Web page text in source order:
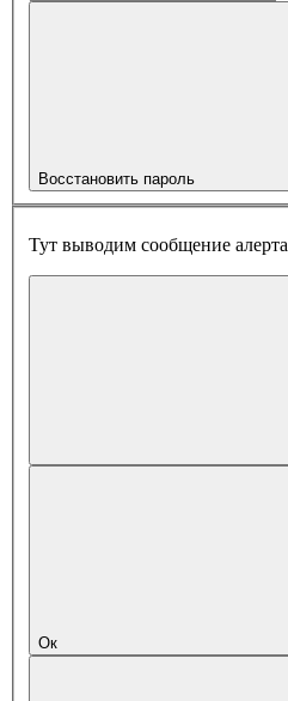
Восстановить пароль
Тут выводим сообщение алерта
Ок